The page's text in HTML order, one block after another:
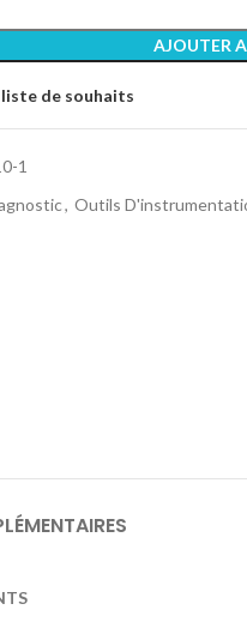
AJOUTER
de souhaits
1
, Outils